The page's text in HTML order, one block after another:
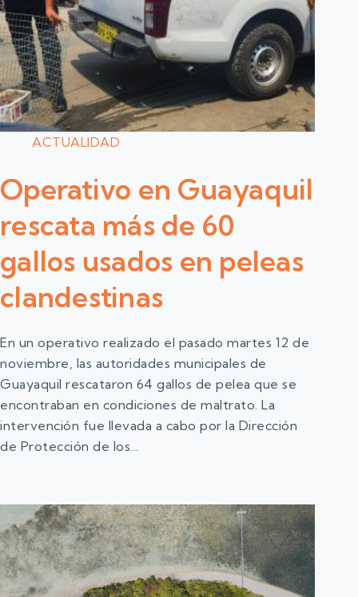
ACTUALIDAD
Operativo en Guayaquil
rescata más de 60
gallos usados en peleas
clandestinas
En un operativo realizado el pasado martes 12 de
noviembre, las autoridades municipales de
Guayaquil rescataron 64 gallos de pelea que se
encontraban en condiciones de maltrato. La
intervención fue llevada a cabo por la Dirección
de Protección de los…